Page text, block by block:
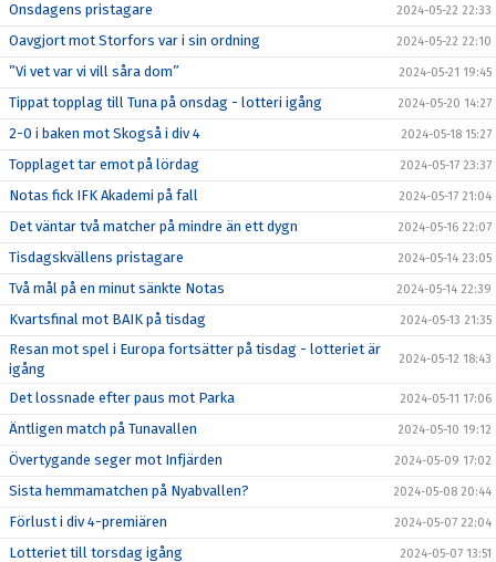
Onsdagens pristagare 2024-05-22 22:33
Oavgjort mot Storfors var i sin ordning 2024-05-22 22:10
”Vi vet var vi vill såra dom” 2024-05-21 19:45
Tippat topplag till Tuna på onsdag - lotteri igång 2024-05-20 14:27
2-0 i baken mot Skogså i div 4 2024-05-18 15:27
Topplaget tar emot på lördag 2024-05-17 23:37
Notas fick IFK Akademi på fall 2024-05-17 21:04
Det väntar två matcher på mindre än ett dygn 2024-05-16 22:07
Tisdagskvällens pristagare 2024-05-14 23:05
Två mål på en minut sänkte Notas 2024-05-14 22:39
Kvartsfinal mot BAIK på tisdag 2024-05-13 21:35
Resan mot spel i Europa fortsätter på tisdag - lotteriet är
igång
2024-05-12 18:43
Det lossnade efter paus mot Parka 2024-05-11 17:06
Äntligen match på Tunavallen 2024-05-10 19:12
Övertygande seger mot Infjärden 2024-05-09 17:02
Sista hemmamatchen på Nyabvallen? 2024-05-08 20:44
Förlust i div 4-premiären 2024-05-07 22:04
Lotteriet till torsdag igång 2024-05-07 13:51